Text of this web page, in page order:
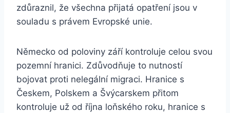
zdůraznil, že všechna přijatá opatření jsou v
souladu s právem Evropské unie.
Německo od poloviny září kontroluje celou svou
pozemní hranici. Zdůvodňuje to nutností
bojovat proti nelegální migraci. Hranice s
Českem, Polskem a Švýcarskem přitom
kontroluje už od října loňského roku, hranice s